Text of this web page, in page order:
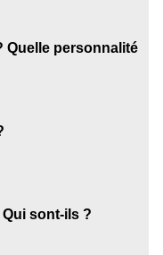
Quelle personnalité
sont-ils ?